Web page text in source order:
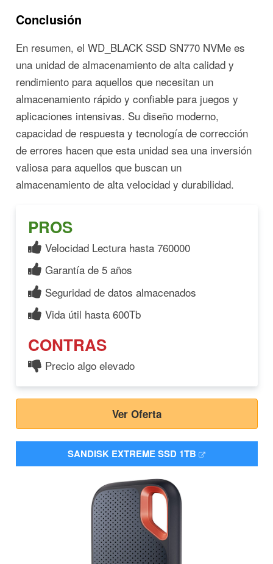
Conclusión
En resumen, el WD_BLACK SSD SN770 NVMe es
una unidad de almacenamiento de alta calidad y
rendimiento para aquellos que necesitan un
almacenamiento rápido y confiable para juegos y
aplicaciones intensivas. Su diseño moderno,
capacidad de respuesta y tecnología de corrección
de errores hacen que esta unidad sea una inversión
valiosa para aquellos que buscan un
almacenamiento de alta velocidad y durabilidad.
PROS
Velocidad Lectura hasta 760000
Garantía de 5 años
Seguridad de datos almacenados
Vida útil hasta 600Tb
CONTRAS
Precio algo elevado
Ver Oferta
SANDISK EXTREME SSD 1TB